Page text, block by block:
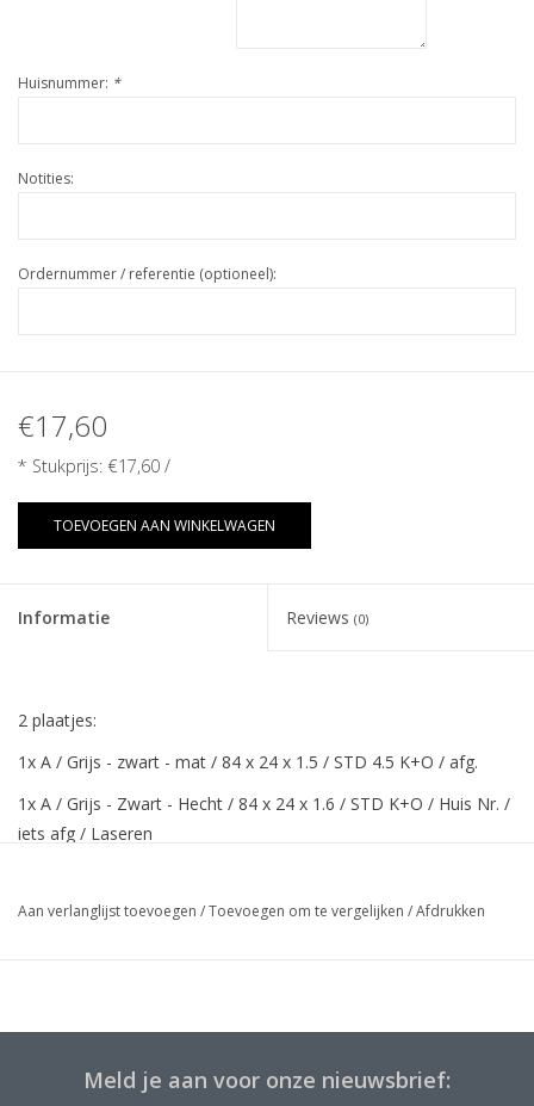
Huisnummer: *
Notities:
Ordernummer / referentie (optioneel):
€17,60
* Stukprijs: €17,60 /
TOEVOEGEN AAN WINKELWAGEN
Informatie Reviews (0)
2 plaatjes:
1x A / Grijs - zwart - mat / 84 x 24 x 1.5 / STD 4.5 K+O / afg.
1x A / Grijs - Zwart - Hecht / 84 x 24 x 1.6 / STD K+O / Huis Nr. /
iets afg / Laseren
Aan verlanglijst toevoegen /Toevoegen om te vergelijken /Afdrukken
Meld je aan voor onze nieuwsbrief: